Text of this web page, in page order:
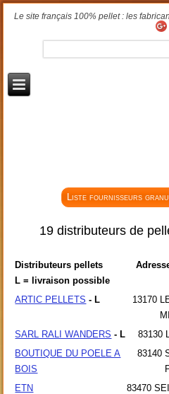
Le site français 100% pellet : les
Liste fournisseurs
19 distributeurs de
Distributeurs pellets
L = livraison possible
ARTIC PELLETS - L 13170
SARL RALI WANDERS - L 83130
BOUTIQUE DU POELE A
BOIS
83140
ETN 83470